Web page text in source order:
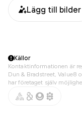
Lägg till bilder
Källor
Kontaktinformationen är
Dun & Bradstreet, Value8
har företaget själv